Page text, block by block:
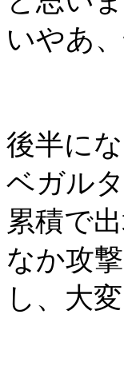
いやあ
後半に
ベガル
累積で
なか攻
し、大